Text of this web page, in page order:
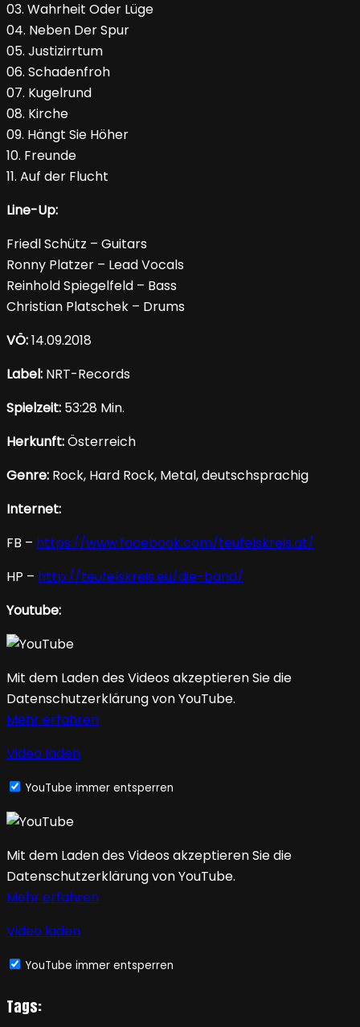
03. Wahrheit Oder Lüge
04. Neben Der Spur
05. Justizirrtum
06. Schadenfroh
07. Kugelrund
08. Kirche
09. Hängt Sie Höher
10. Freunde
11. Auf der Flucht
Line-Up:
Friedl Schütz – Guitars
Ronny Platzer – Lead Vocals
Reinhold Spiegelfeld – Bass
Christian Platschek – Drums
VÖ:14.09.2018
Label: NRT-Records
Spielzeit: 53:28 Min.
Herkunft:Österreich
Genre: Rock, Hard Rock, Metal, deutschsprachig
Internet:
FB – https://www.facebook.com/teufelskreis.at/
HP – http://teufelskreis.eu/die-band/
Youtube:
Mit dem Laden des Videos akzeptieren Sie die
Datenschutzerklärung von YouTube.
Mehr erfahren
Video laden
YouTube immer entsperren
Mit dem Laden des Videos akzeptieren Sie die
Datenschutzerklärung von YouTube.
Mehr erfahren
Video laden
YouTube immer entsperren
Tags: